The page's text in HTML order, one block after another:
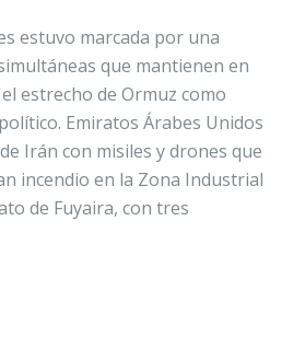
estuvo marcada por una
que mantienen en
estrecho de Ormuz como
Emiratos Árabes Unidos
Irán con misiles y drones que
incendio en la Zona Industrial
de Fuyaira, con tres